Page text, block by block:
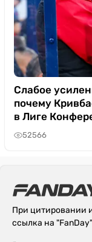
Слабое
почему
в Лиге
52566
При цитировании
ссылка на